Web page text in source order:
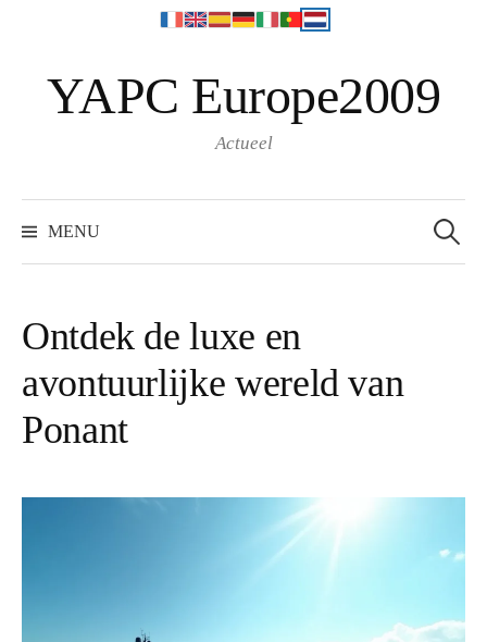
n
h
s
p
g
YAPC Europe2009
Actueel
MENU
e
a
Ontdek de luxe en
avontuurlijke wereld van
Ponant